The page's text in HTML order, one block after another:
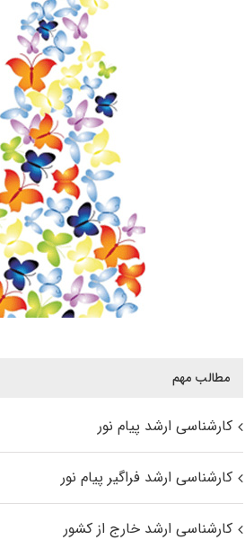
مطالب مهم
کارشناسی ارشد پیام نور
کارشناسی ارشد فراگیر پیام نور
کارشناسی ارشد خارج از کشور